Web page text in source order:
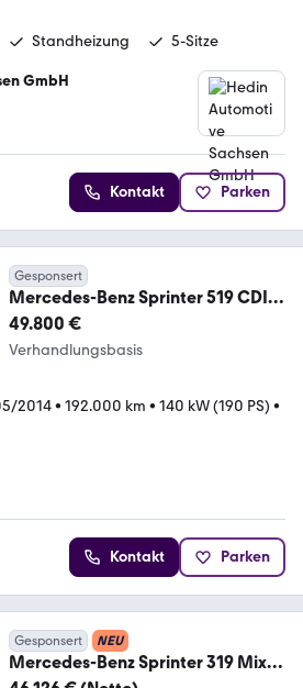
Standheizung 5-Sitze
GmbH
Kontakt Parken
Gesponsert
Mercedes-Benz Sprinter 519 CDI
20Sitzer Reisebus Klima TV Auto
49.800 €
Verhandlungsbasis
2014• 192.000 km • 140 kW (190 PS) •
Kontakt Parken
Gesponsert NEU
Mercedes-Benz Sprinter 319 Mixto